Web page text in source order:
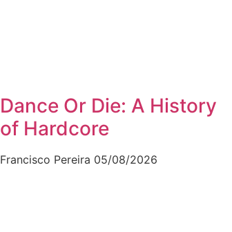
Dance Or Die: A History
of Hardcore
Francisco Pereira 05/08/2026